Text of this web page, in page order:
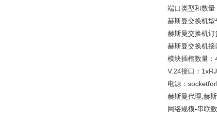
端口类型和数
赫斯曼交换机
赫斯曼交换机
赫斯曼交换机接
模块插槽数量：
V.24接口：
电源：
赫斯曼代理,赫
网络规模-串联